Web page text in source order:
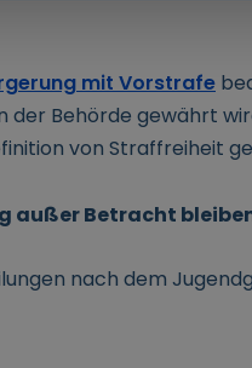
mit Vorstrafe
der Behörde gewährt
von Straffreiheit
außer Betracht
nach dem